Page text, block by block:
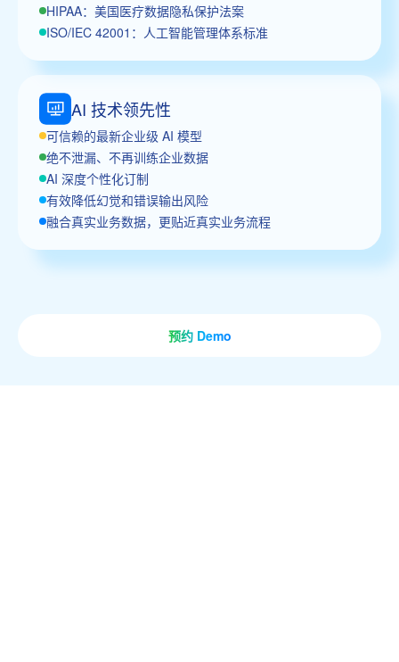
HIPAA：美国医疗数据隐私保护法案
ISO/IEC 42001：人工智能管理体系标准
AI 技术领先性
可信赖的最新企业级 AI 模型
绝不泄漏、不再训练企业数据
AI 深度个性化订制
有效降低幻觉和错误输出风险
融合真实业务数据，更贴近真实业务流程
预约 Demo